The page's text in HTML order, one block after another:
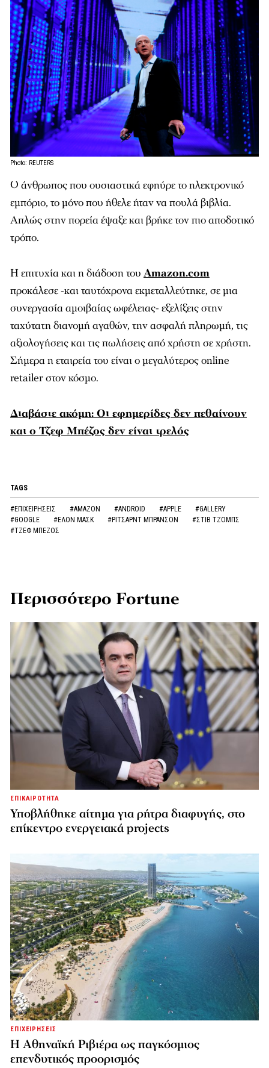
Photo: REUTERS
Ο άνθρωπος που ουσιαστικά εφηύρε το ηλεκτρονικό
εμπόριο, το μόνο που ήθελε ήταν να πουλά βιβλία.
Απλώς στην πορεία έψαξε και βρήκε τον πιο αποδοτικό
τρόπο.
Η επιτυχία και η διάδοση του Amazon.com
προκάλεσε -και ταυτόχρονα εκμεταλλεύτηκε, σε μια
συνεργασία αμοιβαίας ωφέλειας- εξελίξεις στην
ταχύτατη διανομή αγαθών, την ασφαλή πληρωμή, τις
αξιολογήσεις και τις πωλήσεις από χρήστη σε χρήστη.
Σήμερα η εταιρεία του είναι ο μεγαλύτερος online
retailer στον κόσμο.
Διαβάστε ακόμη: Οι εφημερίδες δεν πεθαίνουν
και ο Τζεφ Μπέζος δεν είναι τρελός
TAGS
#ΕΠΙΧΕΙΡΗΣΕΙΣ #AMAZON #ANDROID #APPLE
#GALLERY
#GOOGLE
#ΕΛΟΝ ΜΑΣΚ #ΡΙΤΣΑΡΝΤ ΜΠΡΑΝΣΟΝ
#ΣΤΙΒ ΤΖΟΜΠΣ
#ΤΖΕΦ ΜΠΕΖΟΣ
Περισσότερο Fortune
ΕΠΙΚΑΙΡΟΤΗΤΑ
Υποβλήθηκε αίτημα για ρήτρα διαφυγής, στο
επίκεντρο ενεργειακά projects
ΕΠΙΧΕΙΡΗΣΕΙΣ
Η Αθηναϊκή Ριβιέρα ως παγκόσμιος
επενδυτικός προορισμός